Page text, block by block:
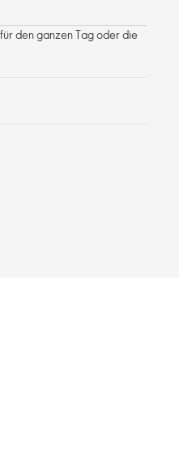
den ganzen Tag oder die